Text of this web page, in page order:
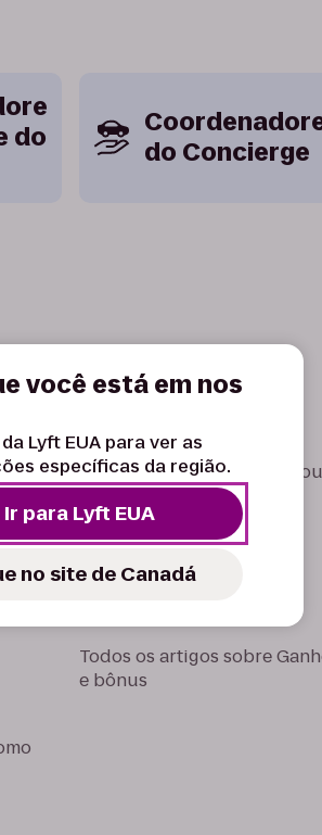
do
do Concierge
no
Problemas de pagamento ou
taxa
Bônus e recompensas
Configurar informações
Todos os artigos sobre
e bônus
você está em nos
Lyft EUA para ver as
específicas da região.
Ir para Lyft EUA
no site de Canadá